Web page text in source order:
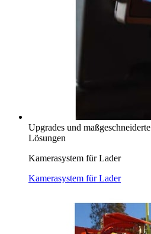
Upgrades und maßgeschneiderte
Lösungen
Kamerasystem für Lader
Kamerasystem für Lader